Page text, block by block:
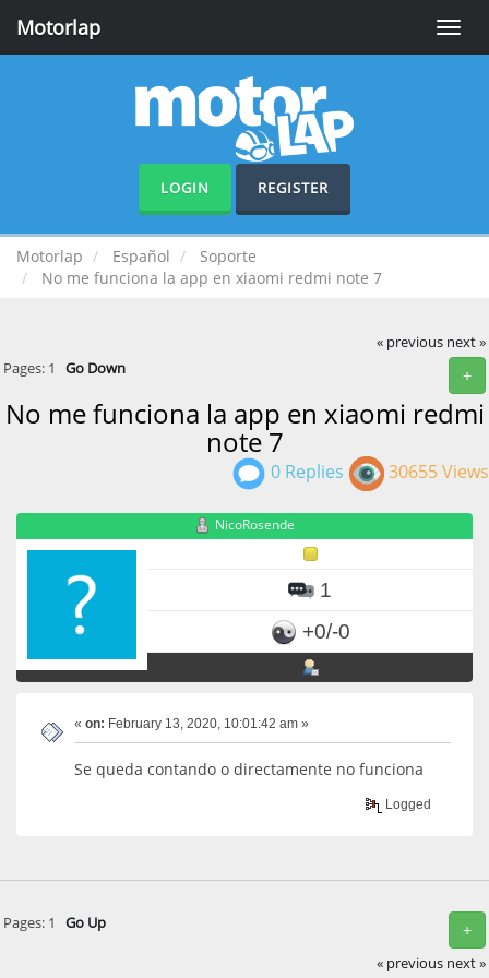
Toggle
Motorlap
LOGIN REGISTER
Motorlap Español
Soporte
No me funciona la app en xiaomi redmi note 7
« previous next »
+
Pages: 1 Go Down
No me funciona la app en xiaomi redmi
note 7
0 Replies 30655 Views
NicoRosende
1
+0/-0
« on: February 13, 2020, 10:01:42 am »
Se queda contando o directamente no funciona
Logged
+
Pages: 1 Go Up
« previous next »